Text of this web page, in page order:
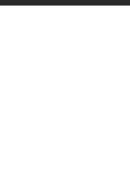
このコンテンツは掲